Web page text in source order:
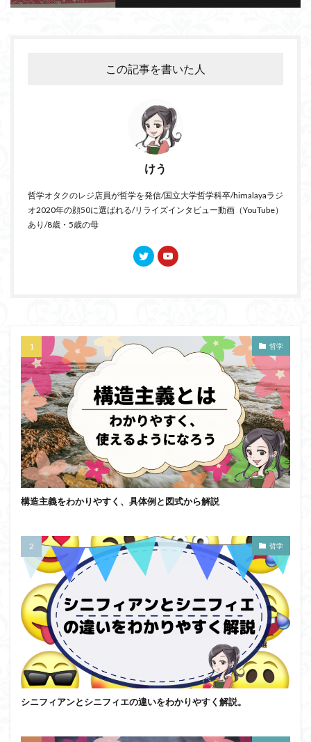
この記事を書いた人
けう
哲学オタクのレジ店員が哲学を発信/国立大学哲学科卒/himalayaラジ
オ2020年の顔50に選ばれる/リライズインタビュー動画（YouTube）
あり/8歳・5歳の母
哲学
構造主義をわかりやすく、具体例と図式から解説
哲学
シニフィアンとシニフィエの違いをわかりやすく解説。